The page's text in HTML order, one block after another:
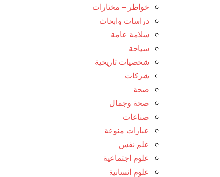
خواطر – مختارات
دراسات وابحاث
سلامة عامة
سياحة
شخصيات تاريخية
شركات
صحة
صحة وجمال
صناعات
عبارات منوعة
علم نفس
علوم اجتماعية
علوم انسانية